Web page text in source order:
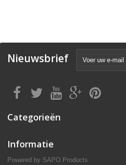
Nieuwsbrief
Categorieën
Informatie
Powered by SAPO Products